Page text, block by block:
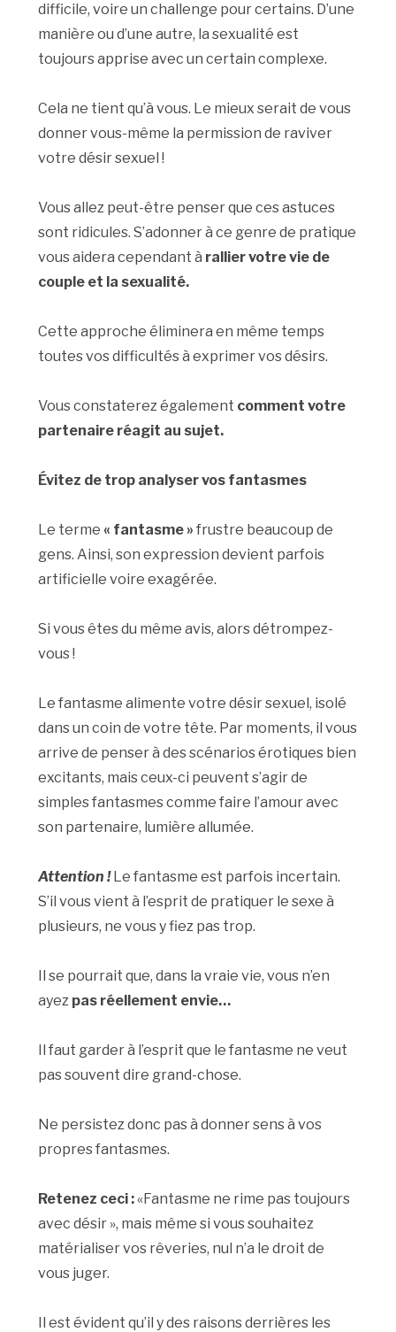
difficile, voire un challenge pour certains. D’une
manière ou d’une autre, la sexualité est
toujours apprise avec un certain complexe.
Cela ne tient qu’à vous. Le mieux serait de vous
donner vous-même la permission de raviver
votre désir sexuel !
Vous allez peut-être penser que ces astuces
sont ridicules. S’adonner à ce genre de pratique
vous aidera cependant à rallier votre vie de
couple et la sexualité.
Cette approche éliminera en même temps
toutes vos difficultés à exprimer vos désirs.
Vous constaterez également comment votre
partenaire réagit au sujet.
Évitez de trop analyser vos fantasmes
Le terme« fantasme » frustre beaucoup de
gens. Ainsi, son expression devient parfois
artificielle voire exagérée.
Si vous êtes du même avis, alors détrompez-
vous !
Le fantasme alimente votre désir sexuel, isolé
dans un coin de votre tête. Par moments, il vous
arrive de penser à des scénarios érotiques bien
excitants, mais ceux-ci peuvent s’agir de
simples fantasmes comme faire l’amour avec
son partenaire, lumière allumée.
Attention !Le fantasme est parfois incertain.
S’il vous vient à l’esprit de pratiquer le sexe à
plusieurs, ne vous y fiez pas trop.
Il se pourrait que, dans la vraie vie, vous n’en
ayez pas réellement envie…
Il faut garder à l’esprit que le fantasme ne veut
pas souvent dire grand-chose.
Ne persistez donc pas à donner sens à vos
propres fantasmes.
Retenez ceci :«Fantasme ne rime pas toujours
avec désir », mais même si vous souhaitez
matérialiser vos rêveries, nul n’a le droit de
vous juger.
Il est évident qu’il y des raisons derrières les